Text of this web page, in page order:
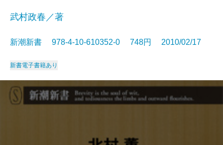
武村政春／著
新潮新書 978-4-10-610352-0 748円 2010/02/17
新書電子書籍あり